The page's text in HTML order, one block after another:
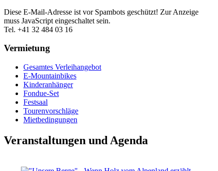
Diese E-Mail-Adresse ist vor Spambots geschützt! Zur Anzeige
muss JavaScript eingeschaltet sein.
Tel. +41 32 484 03 16
Vermietung
Gesamtes Verleihangebot
E-Mountainbikes
Kinderanhänger
Fondue-Set
Festsaal
Tourenvorschläge
Mietbedingungen
Veranstaltungen und Agenda